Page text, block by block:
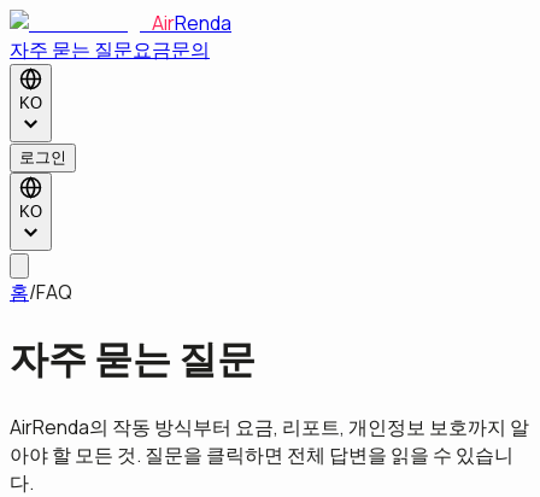
AirRenda
자주 묻는 질문요금문의
KO
로그인
KO
홈/FAQ
자주 묻는 질문
AirRenda의 작동 방식부터 요금, 리포트, 개인정보 보호까지 알
아야 할 모든 것. 질문을 클릭하면 전체 답변을 읽을 수 있습니
다.